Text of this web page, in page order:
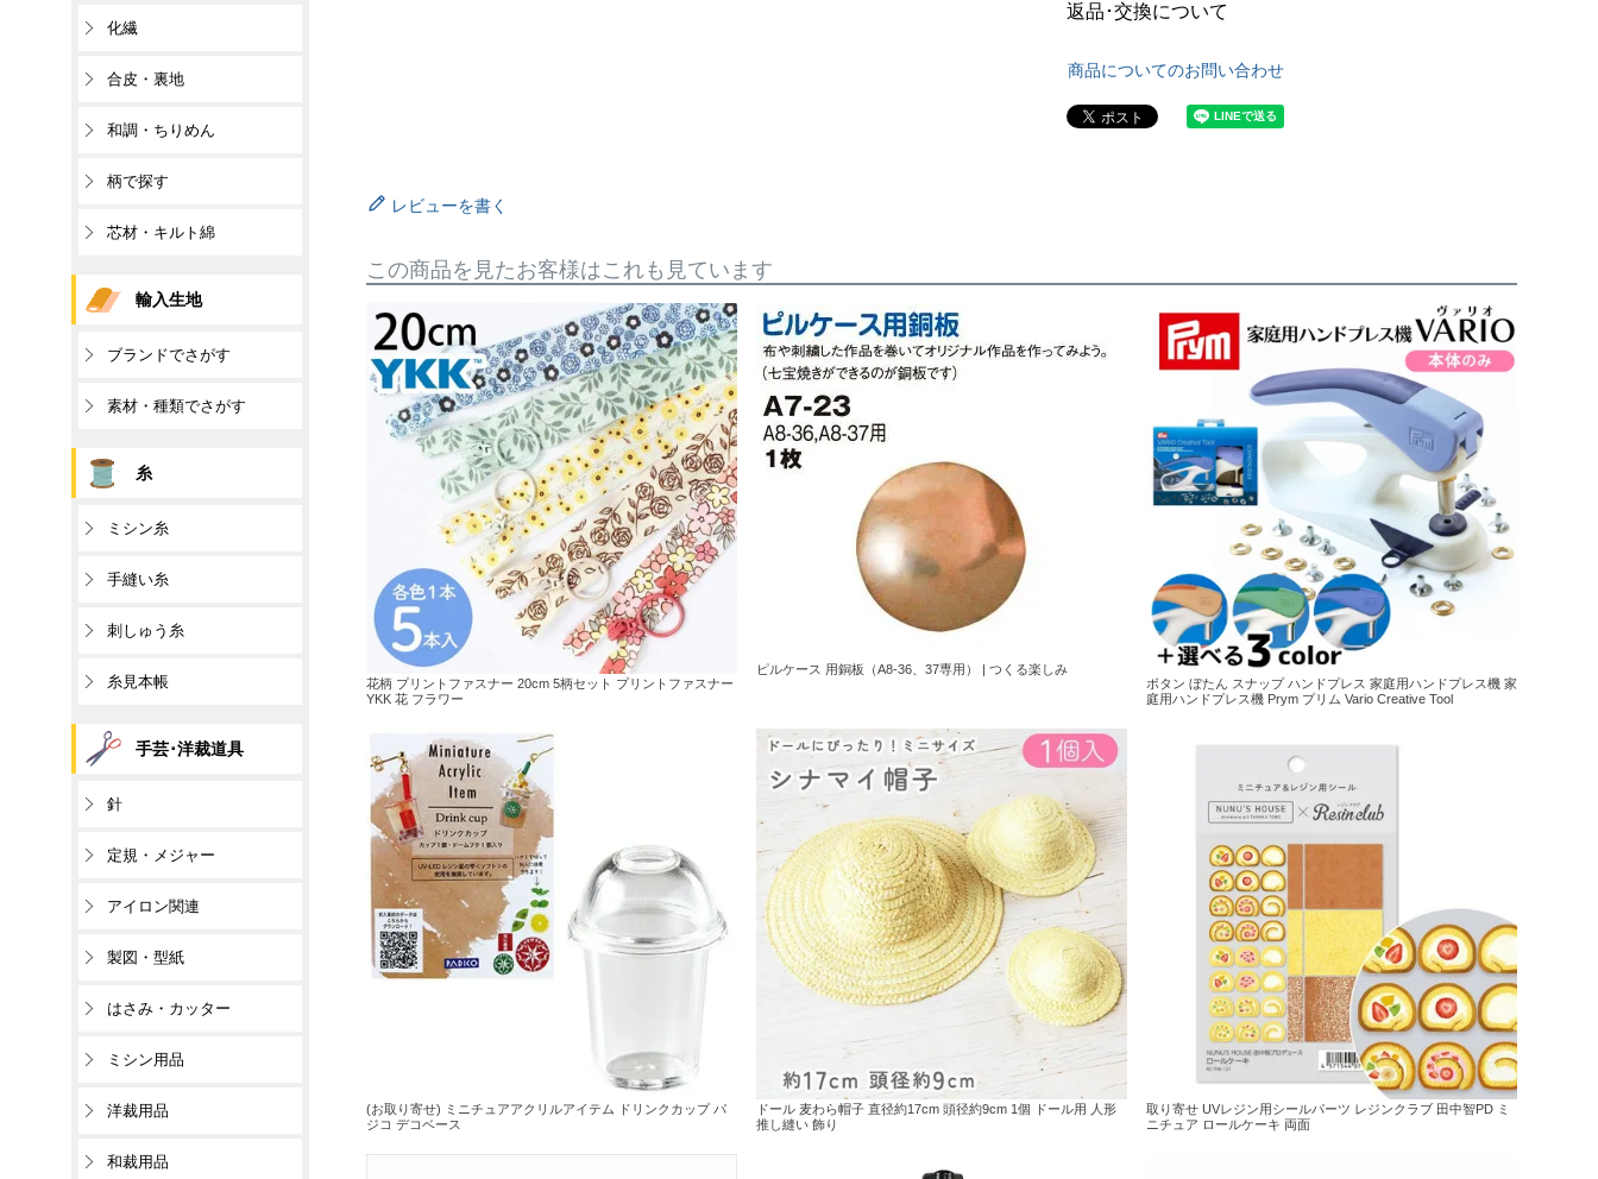
返品･交換について
商品についてのお問い合わせ
レビューを書く
この商品を見たお客様はこれも見ています
花柄 プリントファスナー 20cm 5柄セット プリントファスナー
YKK 花 フラワー
ピルケース 用銅板（A8-36、37専用） | つくる楽しみ
ボタン ぼたん スナップ ハンドプレス 家庭用ハンドプレス機 家
庭用ハンドプレス機 Prym プリム Vario Creative Tool
(お取り寄せ) ミニチュアアクリルアイテム ドリンクカップ パ
ジコ デコベース
ドール 麦わら帽子 直径約17cm 頭径約9cm 1個 ドール用 人形
推し縫い 飾り
取り寄せ UVレジン用シールパーツ レジンクラブ 田中智PD ミ
ニチュア ロールケーキ 両面
化繊
合皮・裏地
和調・ちりめん
柄で探す
芯材・キルト綿
輸入生地
ブランドでさがす
素材・種類でさがす
糸
ミシン糸
手縫い糸
刺しゅう糸
糸見本帳
手芸･洋裁道具
針
定規・メジャー
アイロン関連
製図・型紙
はさみ・カッター
ミシン用品
洋裁用品
和裁用品